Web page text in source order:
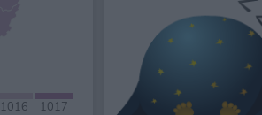
1016 1017